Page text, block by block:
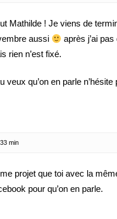
Mathilde ! Je viens de
aussi
après j’ai
rien n’est fixé.
veux qu’on en parle n’hésite
min
projet que toi avec la
pour qu’on en parle.